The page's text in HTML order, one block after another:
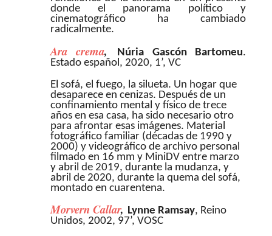
donde el panorama político y
cinematográfico ha cambiado
radicalmente.
Ara crema, Núria Gascón Bartomeu.
Estado español, 2020, 1’, VC
El sofá, el fuego, la silueta. Un hogar que
desaparece en cenizas. Después de un
confinamiento mental y físico de trece
años en esa casa, ha sido necesario otro
para afrontar esas imágenes. Material
fotográfico familiar (décadas de 1990 y
2000) y videográfico de archivo personal
filmado en 16 mm y MiniDV entre marzo
y abril de 2019, durante la mudanza, y
abril de 2020, durante la quema del sofá,
montado en cuarentena.
Morvern Callar, Lynne Ramsay, Reino
Unidos, 2002, 97’, VOSC